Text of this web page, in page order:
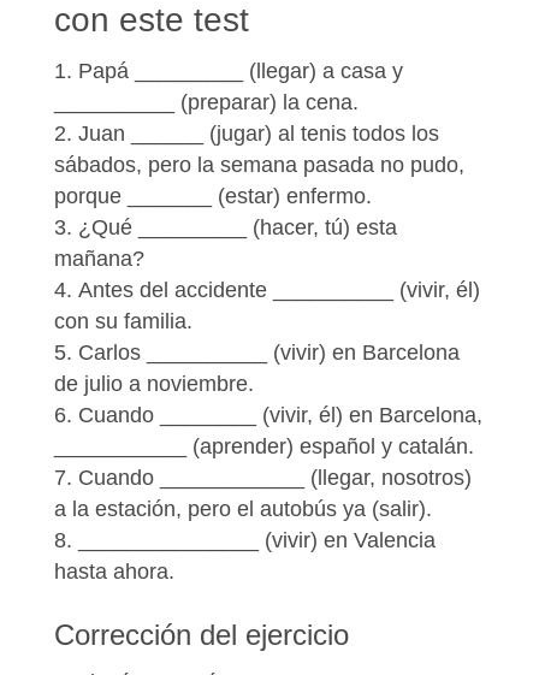
con este test
Papá _________ (llegar) a casa y
__________ (preparar) la cena.
Juan ______ (jugar) al tenis todos los
sábados, pero la semana pasada no pudo,
porque _______ (estar) enfermo.
¿Qué _________ (hacer, tú) esta
mañana?
Antes del accidente __________ (vivir, él)
con su familia.
Carlos __________ (vivir) en Barcelona
de julio a noviembre.
Cuando ________ (vivir, él) en Barcelona,
___________ (aprender) español y catalán.
Cuando ____________ (llegar, nosotros)
a la estación, pero el autobús ya (salir).
_______________ (vivir) en Valencia
hasta ahora.
Corrección del ejercicio